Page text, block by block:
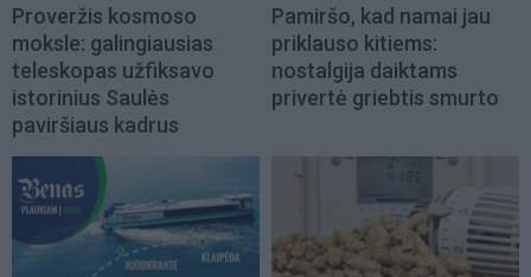
Proveržis kosmoso
moksle: galingiausias
teleskopas užfiksavo
istorinius Saulės
paviršiaus kadrus
Pamiršo, kad namai jau
priklauso kitiems:
nostalgija daiktams
privertė griebtis smurto